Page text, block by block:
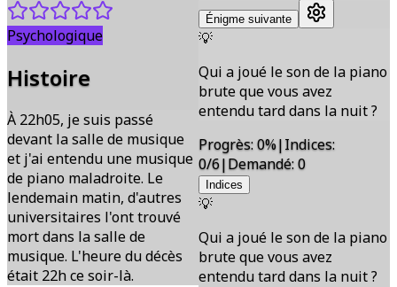
Psychologique
Histoire
À 22h05, je suis passé
devant la salle de musique
et j'ai entendu une musique
de piano maladroite. Le
lendemain matin, d'autres
universitaires l'ont trouvé
mort dans la salle de
musique. L'heure du décès
était 22h ce soir-là.
Énigme suivante
💡
Qui a joué le son de la piano
brute que vous avez
entendu tard dans la nuit ?
Progrès:0%|Indices:
0/6|Demandé:0
Indices
💡
Qui a joué le son de la piano
brute que vous avez
entendu tard dans la nuit ?